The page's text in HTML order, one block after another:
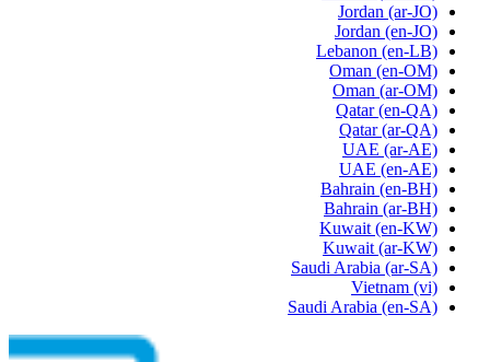
Jordan (ar-JO)
Jordan (en-JO)
Lebanon (en-LB)
Oman (en-OM)
Oman (ar-OM)
Qatar (en-QA)
Qatar (ar-QA)
UAE (ar-AE)
UAE (en-AE)
Bahrain (en-BH)
Bahrain (ar-BH)
Kuwait (en-KW)
Kuwait (ar-KW)
Saudi Arabia (ar-SA)
Vietnam (vi)
Saudi Arabia (en-SA)